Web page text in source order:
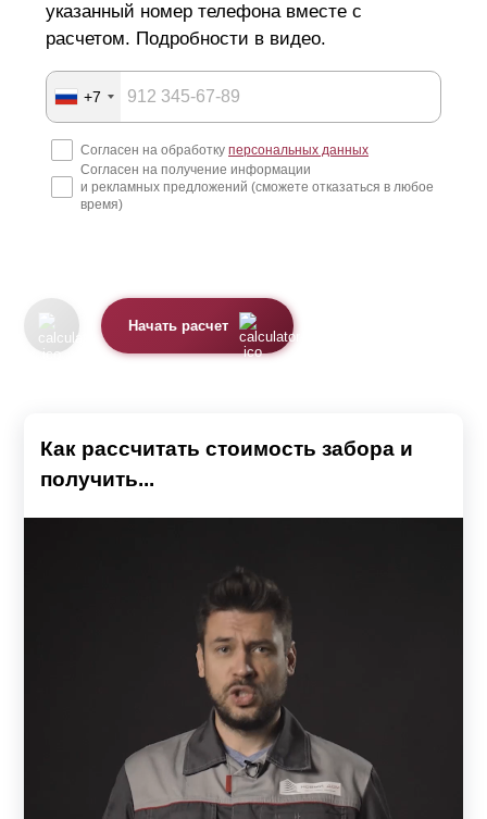
указанный номер телефона вместе с
расчетом. Подробности в видео.
+7
Согласен на обработку персональных данных
Согласен на получение информации
и рекламных предложений (сможете отказаться в любое
время)
Начать расчет
Как рассчитать стоимость забора и
получить...